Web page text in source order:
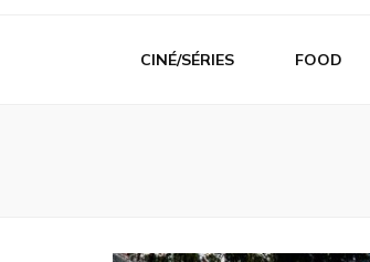
CINÉ/SÉRIES FOOD